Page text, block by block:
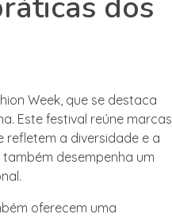
Week, que se destaca
Este festival reúne marcas
refletem a diversidade e a
desempenha um
oferecem uma